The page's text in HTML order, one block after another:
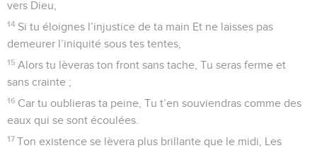
vers Dieu,
14 Si tu éloignes l’injustice de ta main Et ne laisses pas
demeurer l’iniquité sous tes tentes,
15 Alors tu lèveras ton front sans tache, Tu seras ferme et
sans crainte ;
16 Car tu oublieras ta peine, Tu t’en souviendras comme des
eaux qui se sont écoulées.
17 Ton existence se lèvera plus brillante que le midi, Les